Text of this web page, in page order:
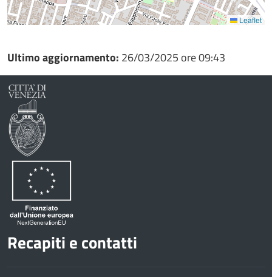
Leaflet
Ultimo aggiornamento: 26/03/2025 ore 09:43
Recapiti e contatti